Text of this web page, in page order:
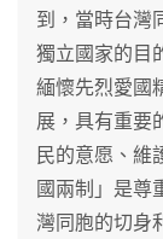
到，當時台灣
獨立國家的目
緬懷先烈愛國
展，具有重要
民的意愿、維
國兩制」是尊
灣同胞的切身